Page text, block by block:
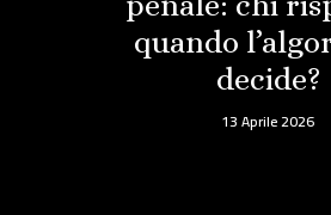
quando
decide?
13 Aprile 2026